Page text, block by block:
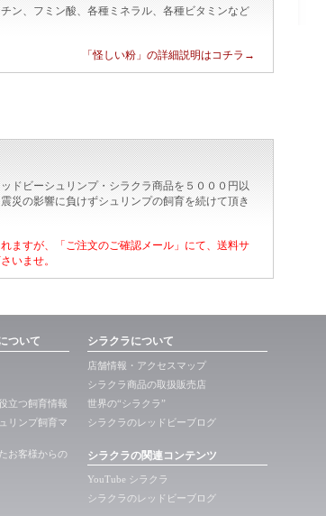
ン、フミン酸、各種ミネラル、各種ビタミンなど
「怪しい粉」の詳細説明はコチラ→
ドビーシュリンプ・シラクラ商品を５０００円以
災の影響に負けずシュリンプの飼育を続けて頂き
ますが、「ご注文のご確認メール」にて、送料サ
いませ。
ついて
立つ飼育情報
リンプ飼育マ
お客様からの
シラクラについて
店舗情報・アクセスマップ
シラクラ商品の取扱販売店
世界の“シラクラ”
シラクラのレッドビーブログ
シラクラの関連コンテンツ
YouTube シラクラ
シラクラのレッドビーブログ